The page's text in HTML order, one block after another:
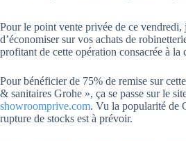
Pour le point vente privée de ce vendredi,
d’économiser sur vos achats de
profitant de cette opération consacrée à la
Pour bénéficier de 75% de remise sur
& sanitaires Grohe », ça se passe sur le
showroomprive.com. Vu la popularité de
rupture de stocks est à prévoir.